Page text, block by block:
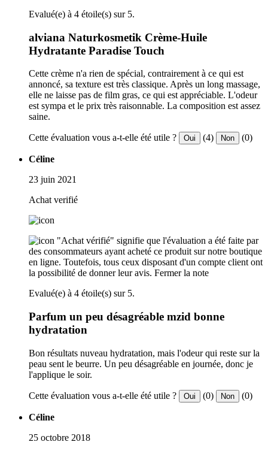
Evalué(e) à 4 étoile(s) sur 5.
alviana Naturkosmetik Crème-Huile
Hydratante Paradise Touch
Cette crème n'a rien de spécial, contrairement à ce qui est
annoncé, sa texture est très classique. Après un long massage,
elle ne laisse pas de film gras, ce qui est appréciable. L'odeur
est sympa et le prix très raisonnable. La composition est assez
saine.
Cette évaluation vous a-t-elle été utile ? Oui (4) Non (0)
Céline
23 juin 2021
Achat verifié
"Achat vérifié" signifie que l'évaluation a été faite par
des consommateurs ayant acheté ce produit sur notre boutique
en ligne. Toutefois, tous ceux disposant d'un compte client ont
la possibilité de donner leur avis. Fermer la note
Evalué(e) à 4 étoile(s) sur 5.
Parfum un peu désagréable mzid bonne
hydratation
Bon résultats nuveau hydratation, mais l'odeur qui reste sur la
peau sent le beurre. Un peu désagréable en journée, donc je
l'applique le soir.
Cette évaluation vous a-t-elle été utile ? Oui (0) Non (0)
Céline
25 octobre 2018